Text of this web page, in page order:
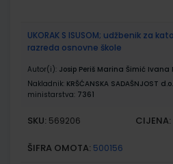
UKORAK S ISUSOM; udžbenik za
razreda osnovne škole
Autor(i): Josip Periš Marina Šimić Ivana
Nakladnik: KRŠĆANSKA SADAŠNJOST
ministarstva: 7361
SKU: 569206 CIJENA:
ŠIFRA OMOTA: 500156